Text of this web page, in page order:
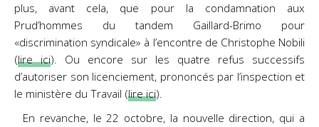
plus, avant cela, que pour la condamnation aux
Prud’hommes du tandem Gaillard-Brimo pour
«discrimination syndicale» à l’encontre de Christophe Nobili
(lire ici). Ou encore sur les quatre refus successifs
d’autoriser son licenciement, prononcés par l’inspection et
le ministère du Travail (lire ici).
En revanche, le 22 octobre, la nouvelle direction, qui a